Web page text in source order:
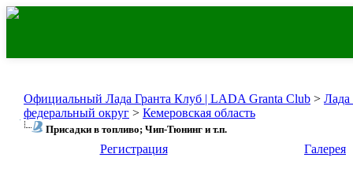
Официальный Лада Гранта Клуб | LADA Granta Club > Лада
федеральный округ > Кемеровская область
Присадки в топливо; Чип-Тюнинг и т.п.
Регистрация Галерея